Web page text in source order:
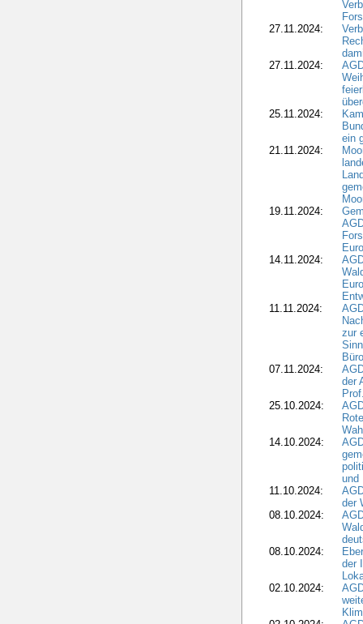
27.11.2024:
27.11.2024:
25.11.2024:
ein
21.11.2024:
19.11.2024:
14.11.2024:
11.11.2024:
zur
07.11.2024:
der
25.10.2024:
14.10.2024:
und
11.10.2024:
der
08.10.2024:
08.10.2024:
der
02.10.2024: